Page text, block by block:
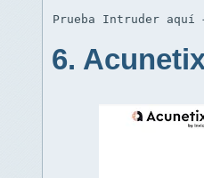
Prueba Intruder
6.